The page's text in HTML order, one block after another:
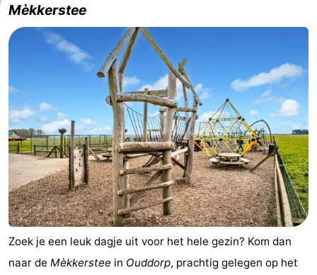
Mèkkerstee
Zoek je een leuk dagje uit voor het hele gezin? Kom dan
naar de Mèkkerstee in Ouddorp, prachtig gelegen op het